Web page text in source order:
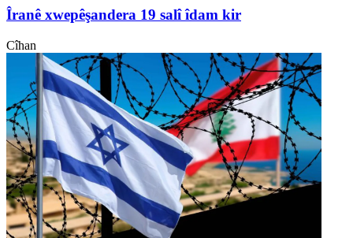
Îranê xwepêşandera 19 salî îdam kir
Cîhan